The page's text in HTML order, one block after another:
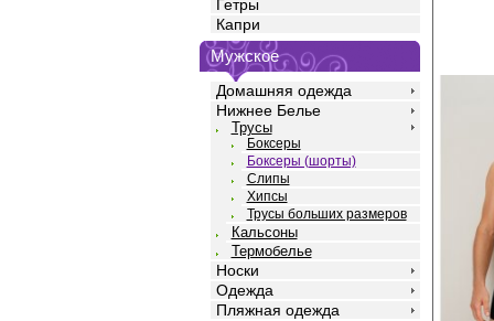
Гетры
Капри
Мужское
Домашняя одежда
Нижнее Белье
Трусы
Боксеры
Боксеры (шорты)
Слипы
Хипсы
Трусы больших размеров
Кальсоны
Термобелье
Носки
Одежда
Пляжная одежда